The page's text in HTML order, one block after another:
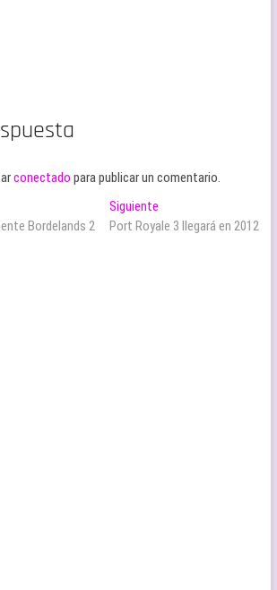
conectado para publicar un comentario.
Bordelands 2
Siguiente
siguiente:
Port Royale 3 llegará en 2012